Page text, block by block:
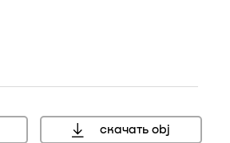
скачать obj